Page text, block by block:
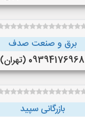
برق و صنعت صدف
09394176968 (تهران)
بازرگانی سپید